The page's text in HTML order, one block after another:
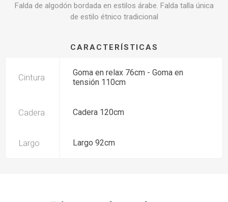
Falda de algodón bordada en estilos árabe. Falda talla única
de estilo étnico tradicional
CARACTERÍSTICAS
Cintura
Goma en relax 76cm - Goma en
tensión 110cm
Cadera Cadera 120cm
Largo Largo 92cm